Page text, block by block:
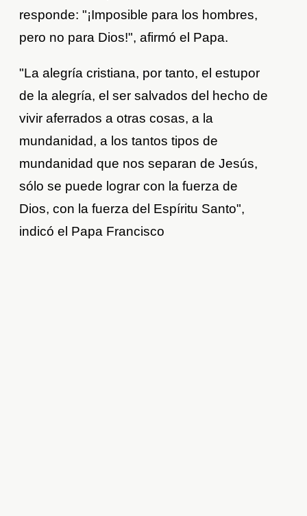
responde: "¡Imposible para los hombres,
pero no para Dios!", afirmó el Papa.
"La alegría cristiana, por tanto, el estupor
de la alegría, el ser salvados del hecho de
vivir aferrados a otras cosas, a la
mundanidad, a los tantos tipos de
mundanidad que nos separan de Jesús,
sólo se puede lograr con la fuerza de
Dios, con la fuerza del Espíritu Santo",
indicó el Papa Francisco